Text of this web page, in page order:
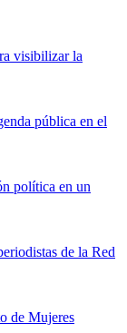
visibilizar la
pública en el
política en un
de la Red
de Mujeres